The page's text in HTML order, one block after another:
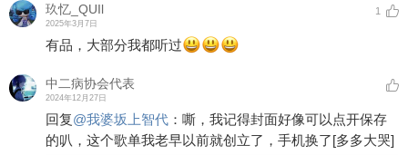
玖忆_QUIl
2025年3月7日
1
有品，大部分我都听过
中二病协会代表
2024年12月27日
回复@我婆坂上智代 ： 嘶，我记得封面好像可以点开保存
的叭，这个歌单我老早以前就创立了，手机换了[多多大哭]